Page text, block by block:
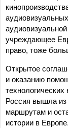
учреждающее
право, тоже
Открытое
и оказанию
Россия вышла из
маршрутам и
истории в Европе.